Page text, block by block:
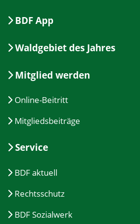
BDF App
Waldgebiet des Jahres
Mitglied werden
Online-Beitritt
Mitgliedsbeiträge
Service
BDF aktuell
Rechtsschutz
BDF Sozialwerk